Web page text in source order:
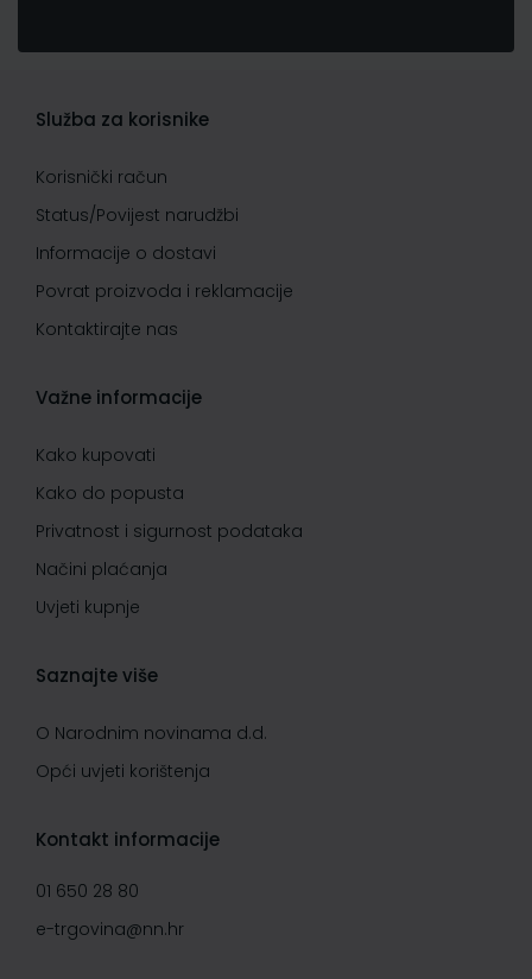
Služba za korisnike
Korisnički račun
Status/Povijest narudžbi
Informacije o dostavi
Povrat proizvoda i reklamacije
Kontaktirajte nas
Važne informacije
Kako kupovati
Kako do popusta
Privatnost i sigurnost podataka
Načini plaćanja
Uvjeti kupnje
Saznajte više
O Narodnim novinama d.d.
Opći uvjeti korištenja
Kontakt informacije
01 650 28 80
e-trgovina@nn.hr